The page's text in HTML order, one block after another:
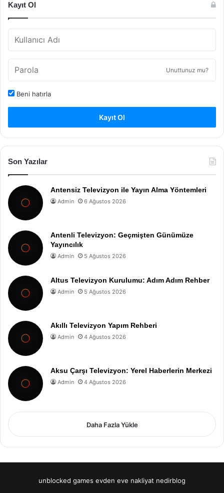
Kayıt Ol
Unuttunuz mu?
Beni hatırla
Kayıt Ol
Son Yazılar
Antensiz Televizyon ile Yayın Alma Yöntemleri
Admin 6 Ağustos 2026
Antenli Televizyon: Geçmişten Günümüze
Yayıncılık
Admin 5 Ağustos 2026
Altus Televizyon Kurulumu: Adım Adım Rehber
Admin 5 Ağustos 2026
Akıllı Televizyon Yapım Rehberi
Admin 4 Ağustos 2026
Aksu Çarşı Televizyon: Yerel Haberlerin Merkezi
Admin 4 Ağustos 2026
Daha Fazla Yükle
unblocked games evden eve nakliyat nedirblog